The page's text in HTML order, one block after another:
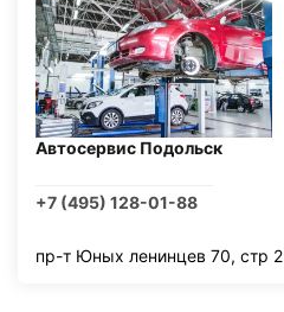
Автосервис Подольск
+7 (495) 128-01-88
пр-т Юных ленинцев 70, стр 2